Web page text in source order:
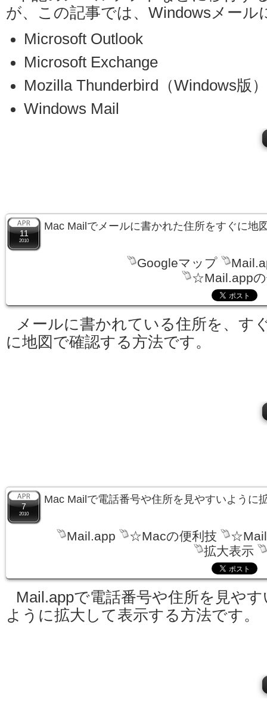
が、この記事では、Windowsメール
Microsoft Outlook
Microsoft Exchange
Mozilla Thunderbird（Windows版）
Windows Mail
11
2010
Mac Mailでメールに書かれた住所をすぐに地
Googleマップ
☆Mail.appの
メールに書かれている住所を、す
に地図で確認する方法です。
7
2010
Mac Mailで電話番号や住所を見やすいように
Mail.app ☆Macの便利技
拡大表示
Mail.appで電話番号や住所を見やす
ように拡大して表示する方法です。